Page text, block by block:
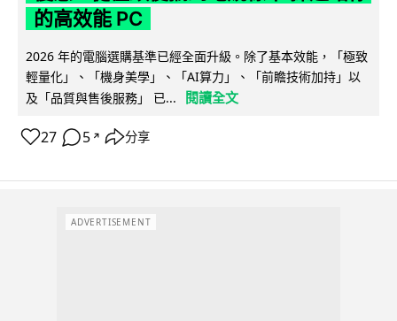
的高效能 PC
2026 年的電腦選購基準已經全面升級。除了基本效能，「極致
輕量化」、「機身美學」、「AI算力」、「前瞻技術加持」以
及「品質與售後服務」 已...
閱讀全文
27 5 ↗ 分享
ADVERTISEMENT